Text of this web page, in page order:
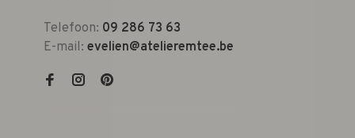
Telefoon: 09 286 73 63
E-mail: evelien@atelieremtee.be